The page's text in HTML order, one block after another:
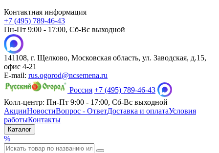
Контактная информация
+7 (495) 789-46-43
Пн-Пт 9:00 - 17:00, Сб-Вс выходной
141108, г. Щелково, Московская область, ул. Заводская, д.15,
офис 4-21
E-mail: rus.ogorod@ncsemena.ru
Россия +7 (495) 789-46-43
Колл-центр: Пн-Пт 9:00 - 17:00, Сб-Вс выходной
АкцииНовостиВопрос - ОтветДоставка и оплатаУсловия
работыКонтакты
Каталог
%